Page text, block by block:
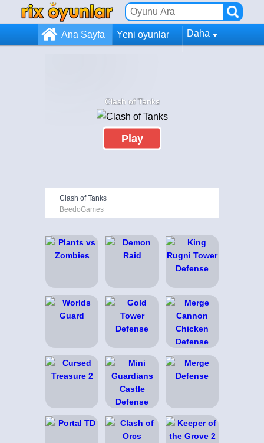
Ana Sayfa Yeni oyunlar Daha
Clash of Tanks
Play
Clash of Tanks
BeedoGames